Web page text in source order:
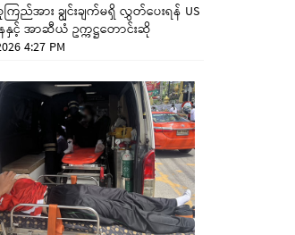
ြည်အား ချွင်းချက်မရှိ လွှတ်ပေးရန် US
နနှင့် အာဆီယံ ဥက္ကဋ္ဌတောင်းဆို
4:27 PM